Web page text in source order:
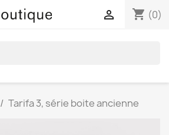
shopping_cart (0)

Tarifa 3, série boite ancienne